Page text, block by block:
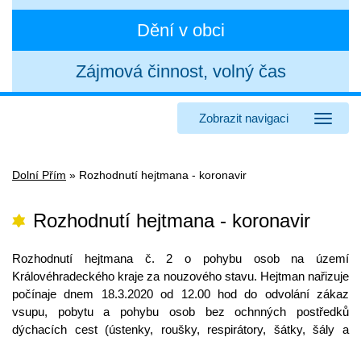
Dění v obci
Zájmová činnost, volný čas
Zobrazit navigaci
Dolní Přím » Rozhodnutí hejtmana - koronavir
Rozhodnutí hejtmana - koronavir
Rozhodnutí hejtmana č. 2 o pohybu osob na území
Královéhradeckého kraje za nouzového stavu. Hejtman nařizuje
počínaje dnem 18.3.2020 od 12.00 hod do odvolání zákaz
vsupu, pobytu a pohybu osob bez ochnných postředků
dýchacích cest (ústenky, roušky, respirátory, šátky, šály a